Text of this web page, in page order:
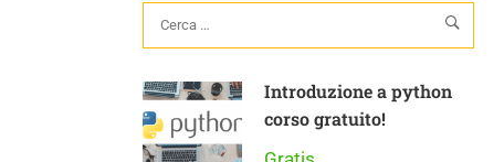
Introduzione a python
corso gratuito!